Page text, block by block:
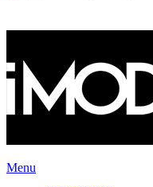
Menu